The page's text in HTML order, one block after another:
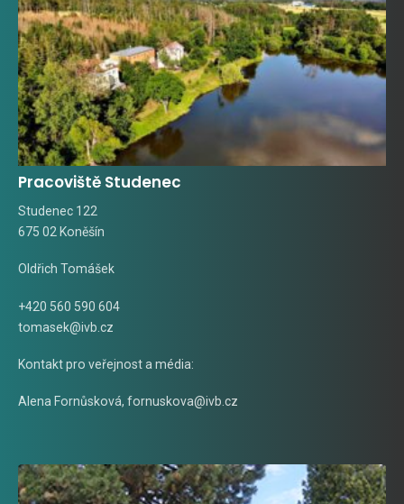
Pracoviště Studenec
Studenec 122
675 02 Koněšín
Oldřich Tomášek
+420 560 590 604
tomasek@ivb.cz
Kontakt pro veřejnost a média:
Alena Fornůsková, fornuskova@ivb.cz